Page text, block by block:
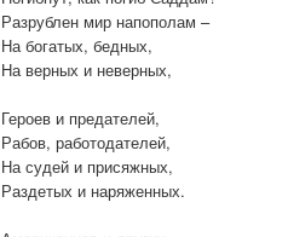
Разрублен мир напополам –
На богатых, бедных,
На верных и неверных,
Героев и предателей,
Рабов, работодателей,
На судей и присяжных,
Раздетых и наряженных.